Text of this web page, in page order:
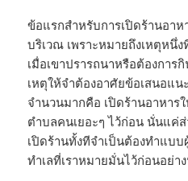
ข้อแรกสำหรับการเปิดร้านอาห
บริเวณ เพราะหมายถึงเหตุหนึ่
เมื่อเขาปรารถนาหรือต้องการ
เหตุให้จำต้องอาศัยข้อเสนอแ
จำนวนมากคือ เปิดร้านอาหาร
ตำบลคนเยอะๆ ไว้ก่อน นั่นแค่
เปิดร้านทั้งทีจำเป็นต้องทำแบ
ทำเลที่เราหมายมั่นไว้ก่อนอย่